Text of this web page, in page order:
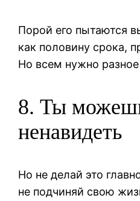
Порой его пытаются
как половину срока,
Но всем нужно
8. Ты
ненавидеть
Но не делай это
не подчиняй свою